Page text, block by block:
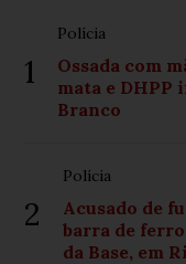
1
Polícia
Ossada com
mata e DHPP
Branco
2
Polícia
Acusado de
barra de
da Base, em